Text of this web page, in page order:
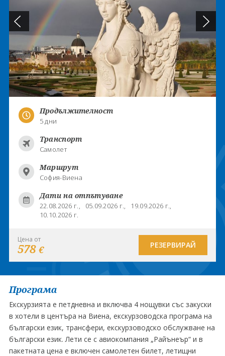
Продължителност
5 дни
Транспорт
Самолет
Маршрут
София-Виена
Дати на отпътуване
22.08.2026 г., 05.09.2026 г., 19.09.2026 г.,
10.10.2026 г.
РЕЗЕРВИРАЙ
Цена от
578 €
Програма
Екскурзията е петдневна и включва 4 нощувки със закуски
в хотели в центъра на Виена, екскурзоводска програма на
български език, трансфери, екскурзоводско обслужване на
български език. Лети се с авиокомпания „Райънеър“ и в
пакетната цена е включен самолетен билет, летищни